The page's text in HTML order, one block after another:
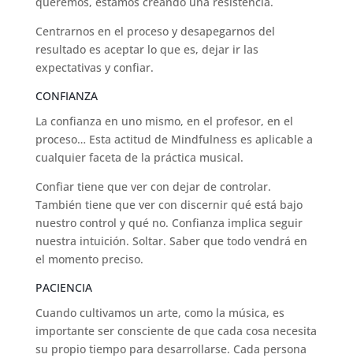
Centrarnos en el proceso y desapegarnos del
resultado es aceptar lo que es, dejar ir las
expectativas y confiar.
CONFIANZA
La confianza en uno mismo, en el profesor, en el
proceso… Esta actitud de Mindfulness es aplicable a
cualquier faceta de la práctica musical.
Confiar tiene que ver con dejar de controlar.
También tiene que ver con discernir qué está bajo
nuestro control y qué no. Confianza implica seguir
nuestra intuición. Soltar. Saber que todo vendrá en
el momento preciso.
PACIENCIA
Cuando cultivamos un arte, como la música, es
importante ser consciente de que cada cosa necesita
su propio tiempo para desarrollarse. Cada persona